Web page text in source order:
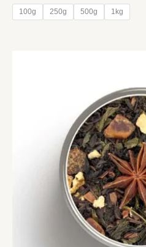
prix :
8,90 €
100g 250g 500g 1kg